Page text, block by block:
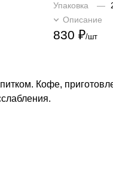
Упаковка —
Описание
830 ₽/шт
Кофе,